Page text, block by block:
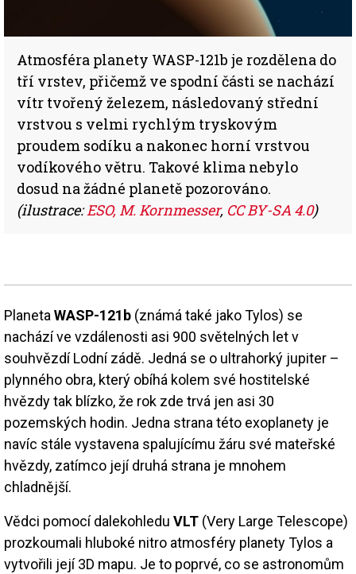
Atmosféra planety WASP-121b je rozdělena do
tří vrstev, přičemž ve spodní části se nachází
vítr tvořený železem, následovaný střední
vrstvou s velmi rychlým tryskovým
proudem sodíku a nakonec horní vrstvou
vodíkového větru. Takové klima nebylo
dosud na žádné planetě pozorováno.
(ilustrace:ESO, M. Kornmesser, CC BY-SA 4.0)
Planeta WASP-121b (známá také jako Tylos) se
nachází ve vzdálenosti asi 900 světelných let v
souhvězdí Lodní zádě. Jedná se o ultrahorký jupiter –
plynného obra, který obíhá kolem své hostitelské
hvězdy tak blízko, že rok zde trvá jen asi 30
pozemských hodin. Jedna strana této exoplanety je
navíc stále vystavena spalujícímu žáru své mateřské
hvězdy, zatímco její druhá strana je mnohem
chladnější.
Vědci pomocí dalekohledu VLT (Very Large Telescope)
prozkoumali hluboké nitro atmosféry planety Tylos a
vytvořili její 3D mapu. Je to poprvé, co se astronomům